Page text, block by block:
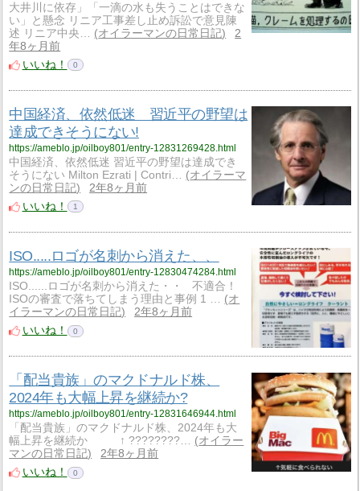
大井川に依存」「一滴の水も失うことはできな
い」と懸念 リニア工事差し止め訴訟で意見陳
述 リニア中央…
オイラーマンの日常日記
2
年8ヶ月前
いいね！
0
中国経済、依然低迷 習近平の野望は
達成できそうにない!
https://ameblo.jp/oilboy801/entry-12831269428.html
中国経済、依然低迷 習近平の野望は達成でき
そうにない Milton Ezrati | Contri…
オイラーマ
ンの日常日記
2年8ヶ月前
いいね！
1
ISO.....ロゴが名刺から消えた、、
https://ameblo.jp/oilboy801/entry-12830474284.html
ISO......ロゴが名刺から消えた・・ 不適合！
ISOの審査で落ちてしまう理由と事例 1 …
オ
イラーマンの日常日記
2年8ヶ月前
いいね！
0
「配当貴族」のマクドナルド株、
2024年も大幅上昇を継続か?
https://ameblo.jp/oilboy801/entry-12831646944.html
「配当貴族」のマクドナルド株、2024年も大
幅上昇を継続か ↑ ????????…
オイラー
マンの日常日記
2年8ヶ月前
いいね！
0